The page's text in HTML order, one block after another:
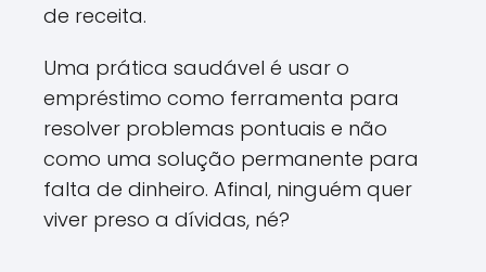
de receita.
Uma prática saudável é usar o
empréstimo como ferramenta para
resolver problemas pontuais e não
como uma solução permanente para
falta de dinheiro. Afinal, ninguém quer
viver preso a dívidas, né?